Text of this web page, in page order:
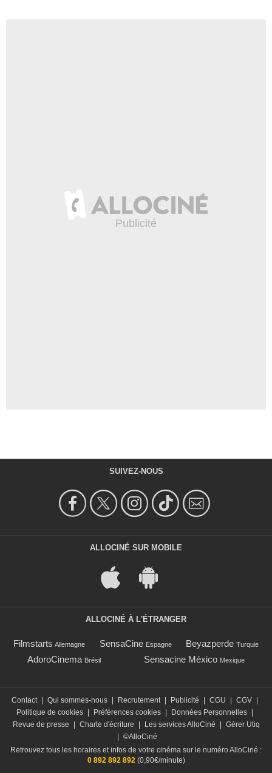
SUIVEZ-NOUS
ALLOCINÉ SUR MOBILE
ALLOCINÉ À L'ÉTRANGER
Filmstarts Allemagne SensaCine Espagne Beyazperde Turquie
AdoroCinema Brésil Sensacine México Mexique
Contact | Qui sommes-nous | Recrutement | Publicité | CGU | CGV |
Politique de cookies | Préférences cookies | Données Personnelles |
Revue de presse
| Charte d'écriture | Les services AlloCiné | Gérer Utiq
| ©AlloCiné
Retrouvez tous les horaires et infos de votre cinéma sur le numéro AlloCiné :
0 892 892 892(0,90€/minute)